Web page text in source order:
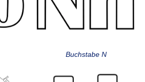
Buchstabe N